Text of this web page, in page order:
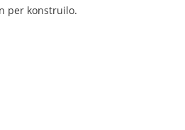
per konstruilo.